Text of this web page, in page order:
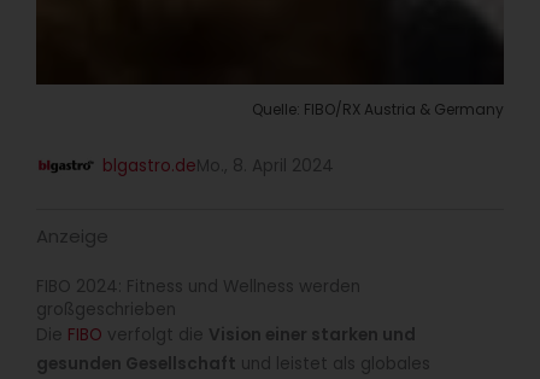
Quelle: FIBO/RX Austria & Germany
blgastro.deMo., 8. April 2024
Anzeige
FIBO 2024: Fitness und Wellness werden
großgeschrieben
Die FIBO verfolgt die Vision einer starken und
gesunden Gesellschaft und leistet als globales